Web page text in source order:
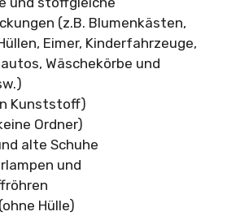
(z.B. Blumenkästen,
Eimer, Kinderfahrzeuge,
Wäschekörbe und
Kunststoff)
Ordner)
alte Schuhe
und
Hülle)